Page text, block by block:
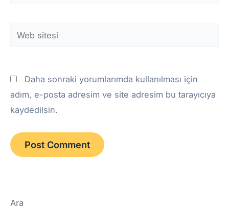
Web
Daha sonraki yorumlarımda kullanılması için
adım, e-posta adresim ve site adresim bu tarayıcıya
kaydedilsin.
Ara